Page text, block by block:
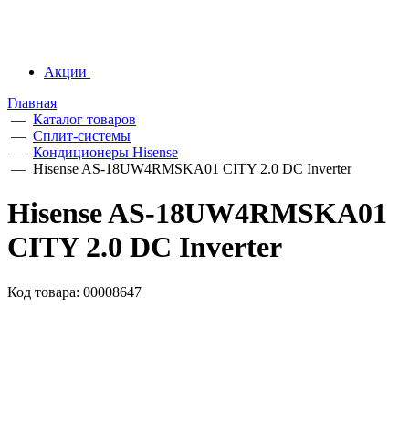
Акции
Главная
— Каталог товаров
— Сплит-системы
— Кондиционеры Hisense
— Hisense AS-18UW4RMSKA01 CITY 2.0 DC Inverter
Hisense AS-18UW4RMSKA01
CITY 2.0 DC Inverter
Код товара: 00008647